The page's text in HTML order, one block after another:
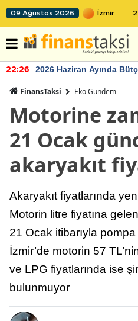
09 Ağustos 2026
22:26 2026 Haziran Ayında
FinansTaksi Eko Gündem
Motorine
21 Ocak
akaryakıt
Akaryakıt fiyatlarında
Motorin litre fiyatına
21 Ocak itibarıyla
İzmir’de motorin 57
ve LPG fiyatlarında ise
bulunmuyor